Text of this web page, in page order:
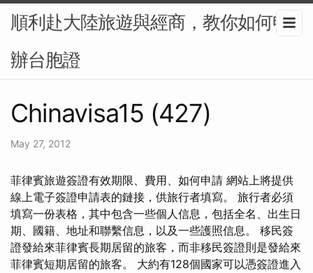
順利赴大陸旅遊與經商，教你如何申
辦台胞證
Chinavisa15 (427)
May 27, 2012
菲律賓旅遊簽證有效期限、費用、如何申請 網站上將提供
線上電子簽證申請表的鏈接，供旅行者填寫。 旅行者必須
填寫一份表格，其中包含一些個人信息，包括全名、出生日
期、國籍、地址和聯繫信息，以及一些護照信息。 移民簽
證發給來菲律賓長期居留的旅客，而非移民簽證則是發給來
菲律賓短期居留的旅客。 大約有128個國家可以憑簽證進入